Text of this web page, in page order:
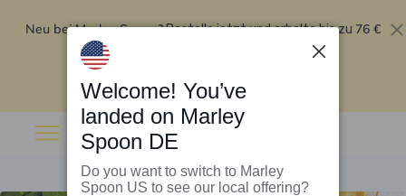
Neu bei Marley Spoon?Bestelle jetzt und erhalte bis zu 76 €
Rabatt auf deine ersten fünf Boxen
Welcome! You’ve
landed on Marley
Spoon DE
Do you want to switch to Marley
Spoon US to see our local offering?